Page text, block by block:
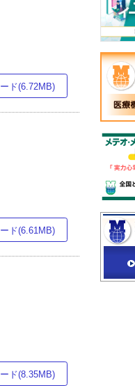
ド(6.72MB)
ド(6.61MB)
ド(8.35MB)